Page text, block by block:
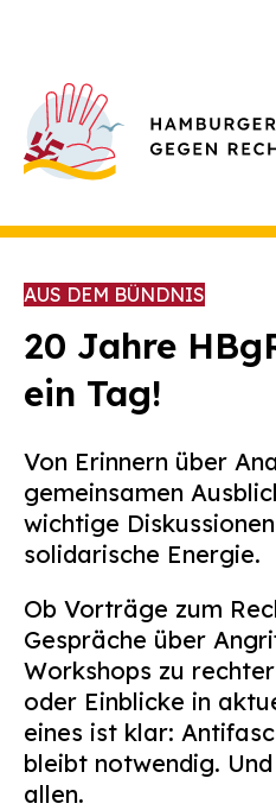
Über Uns
Archiv
Kontakt
Suchen
AUS DEM BÜNDNIS
20 Jahre
ein Tag!
Von Erinnern über
gemeinsamen
wichtige
solidarische Energie.
Ob Vorträge zum
Gespräche über
Workshops zu
oder Einblicke in
eines ist klar:
bleibt notwendig.
allen.